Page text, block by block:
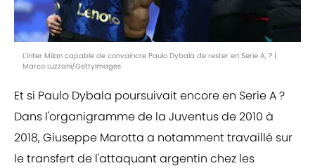
L'Inter Milan capable de convaincre Paulo Dybala de rester en Serie A, ? |
Marco Luzzani/GettyImages
Et si Paulo Dybala poursuivait encore en Serie A ?
Dans l'organigramme de la Juventus de 2010 à
2018, Giuseppe Marotta a notamment travaillé sur
le transfert de l'attaquant argentin chez les